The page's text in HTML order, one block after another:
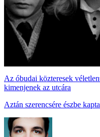
Az óbudai közteresek
kimenjenek az utcára
Aztán szerencsére észbe